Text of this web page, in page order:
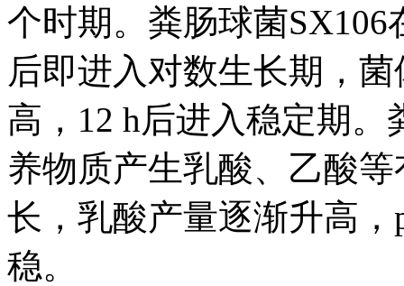
个时期。粪肠球菌
后即进入对数生长期，
高，12 h后进入稳定期
养物质产生乳酸、乙酸
长，乳酸产量逐渐升高
稳。